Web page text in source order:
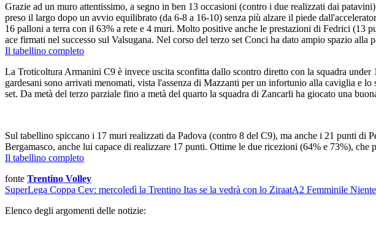
Grazie ad un muro attentissimo, a segno in ben 13 occasioni (contro i due realizzati dai
preso il largo dopo un avvio equilibrato (da 6-8 a 16-10) senza più alzare il piede
16 palloni a terra con il 63% a rete e 4 muri. Molto positive anche le prestazioni di Fedrici
ace firmati nel successo sul Valsugana. Nel corso del terzo set Conci ha dato ampio spazio
Il tabellino completo
La Troticoltura Armanini C9 è invece uscita sconfitta dallo scontro diretto con la squadra
gardesani sono arrivati menomati, vista l'assenza di Mazzanti per un infortunio alla caviglia e
set. Da metà del terzo parziale fino a metà del quarto la squadra di Zancarli ha giocato una
Sul tabellino spiccano i 17 muri realizzati da Padova (contro 8 del C9), ma anche i 21 punti di
Bergamasco, anche lui capace di realizzare 17 punti. Ottime le due ricezioni (64% e 73%), che
Il tabellino completo
fonte Trentino Volley
SuperLega Coppa Cev: mercoledì la Trentino Itas se la vedrà con lo ZiraatA2 Femminile
Elenco degli argomenti delle notizie: